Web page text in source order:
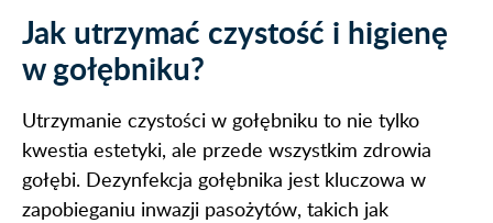
Jak utrzymać czystość i higienę
w gołębniku?
Utrzymanie czystości w gołębniku to nie tylko
kwestia estetyki, ale przede wszystkim zdrowia
gołębi. Dezynfekcja gołębnika jest kluczowa w
zapobieganiu inwazji pasożytów, takich jak